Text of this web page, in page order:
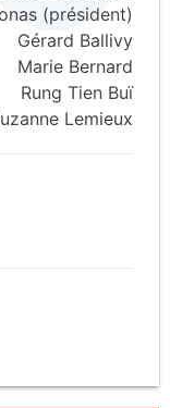
(président)
Gérard Ballivy
Marie Bernard
Rung Tien Buï
Lemieux